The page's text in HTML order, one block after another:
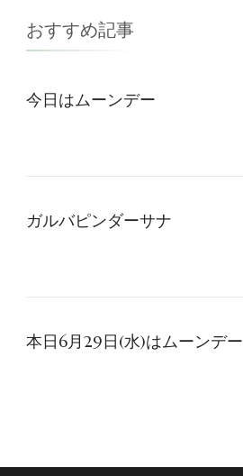
ー
ョ
おすすめ記事
今日はムーンデー
ガルバピンダーサナ
本日6月29日(水)はムーンデー